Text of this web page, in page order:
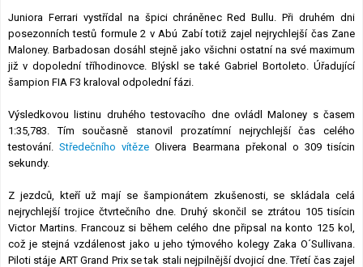
Juniora Ferrari vystřídal na špici chráněnec Red Bullu. Při druhém dni
posezonních testů formule 2 v Abú Zabí totiž zajel nejrychlejší čas Zane
Maloney. Barbadosan dosáhl stejně jako všichni ostatní na své maximum
již v dopolední tříhodinovce. Blýskl se také Gabriel Bortoleto. Úřadující
šampion FIA F3 kraloval odpolední fázi.
Výsledkovou listinu druhého testovacího dne ovládl Maloney s časem
1:35,783. Tím současně stanovil prozatímní nejrychlejší čas celého
testování.Středečního vítěze Olivera Bearmana překonal o 309 tisícin
sekundy.
Z jezdců, kteří už mají se šampionátem zkušenosti, se skládala celá
nejrychlejší trojice čtvrtečního dne. Druhý skončil se ztrátou 105 tisícin
Victor Martins. Francouz si během celého dne připsal na konto 125 kol,
což je stejná vzdálenost jako u jeho týmového kolegy Zaka O´Sullivana.
Piloti stáje ART Grand Prix se tak stali nejpilnější dvojicí dne. Třetí čas zajel